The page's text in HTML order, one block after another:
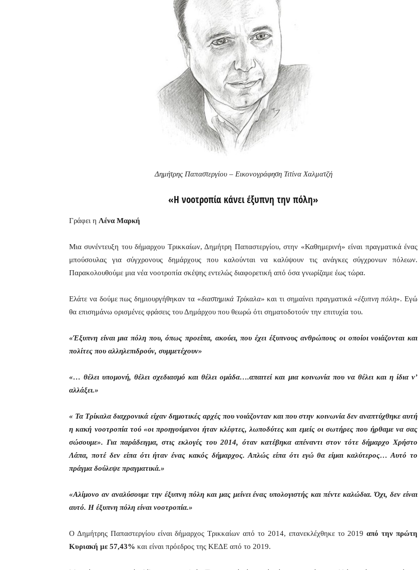
Δημήτρης Παπαστεργίου – Εικονογράφηση Τιτίνα Χαλματζή
«Η νοοτροπία κάνει έξυπνη την πόλη»
Γράφει η Λένα Μαρκή
Μια συνέντευξη του δήμαρχου Τρικκαίων, Δημήτρη Παπαστεργίου, στην «Καθημερινή» είναι πραγματικά ένας
μπούσουλας για σύγχρονους δημάρχους που καλούνται να καλύψουν τις ανάγκες σύγχρονων πόλεων.
Παρακολουθούμε μια νέα νοοτροπία σκέψης εντελώς διαφορετική από όσα γνωρίζαμε έως τώρα.
Ελάτε να δούμε πως δημιουργήθηκαν τα «διαστημικά Τρίκαλα» και τι σημαίνει πραγματικά «έξυπνη πόλη». Εγώ
θα επισημάνω ορισμένες φράσεις του Δημάρχου που θεωρώ ότι σηματοδοτούν την επιτυχία του.
«Έξυπνη είναι μια πόλη που, όπως προείπα, ακούει, που έχει έξυπνους ανθρώπους οι οποίοι νοιάζονται και
πολίτες που αλληλεπιδρούν, συμμετέχουν»
«… θέλει υπομονή, θέλει σχεδιασμό και θέλει ομάδα….απαιτεί και μια κοινωνία που να θέλει και η ίδια ν’
αλλάξει.»
« Τα Τρίκαλα διαχρονικά είχαν δημοτικές αρχές που νοιάζονταν και που στην κοινωνία δεν αναπτύχθηκε αυτή
η κακή νοοτροπία τού «οι προηγούμενοι ήταν κλέφτες, λωποδύτες και εμείς οι σωτήρες που ήρθαμε να σας
σώσουμε». Για παράδειγμα, στις εκλογές του 2014, όταν κατέβηκα απέναντι στον τότε δήμαρχο Χρήστο
Λάπα, ποτέ δεν είπα ότι ήταν ένας κακός δήμαρχος. Απλώς είπα ότι εγώ θα είμαι καλύτερος… Αυτό το
πράγμα δούλεψε πραγματικά.»
«Αλίμονο αν αναλύσουμε την έξυπνη πόλη και μας μείνει ένας υπολογιστής και πέντε καλώδια. Όχι, δεν είναι
αυτό. Η έξυπνη πόλη είναι νοοτροπία.»
Ο Δημήτρης Παπαστεργίου είναι δήμαρχος Τρικκαίων από το 2014, επανεκλέχθηκε το 2019από την πρώτη
Κυριακή με 57,43% και είναι πρόεδρος της ΚΕΔΕ από το 2019.